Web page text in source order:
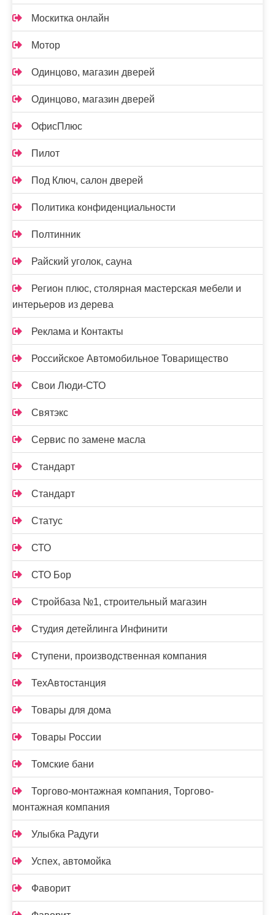
Москитка онлайн
Мотор
Одинцово, магазин дверей
Одинцово, магазин дверей
ОфисПлюс
Пилот
Под Ключ, салон дверей
Политика конфиденциальности
Полтинник
Райский уголок, сауна
Регион плюс, столярная мастерская мебели и
интерьеров из дерева
Реклама и Контакты
Российское Автомобильное Товарищество
Свои Люди-СТО
Святэкс
Сервис по замене масла
Стандарт
Стандарт
Статус
СТО
СТО Бор
Стройбаза №1, строительный магазин
Студия детейлинга Инфинити
Ступени, производственная компания
ТехАвтостанция
Товары для дома
Товары России
Томские бани
Торгово-монтажная компания, Торгово-
монтажная компания
Улыбка Радуги
Успех, автомойка
Фаворит